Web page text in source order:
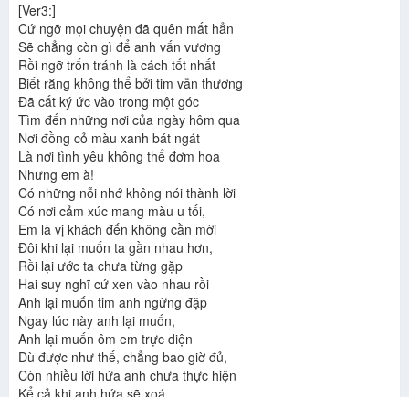
[Ver3:]
Cứ ngỡ mọi chuyện đã quên mất hẳn
Sẽ chẳng còn gì để anh vấn vương
Rồi ngỡ trốn tránh là cách tốt nhất
Biết rằng không thể bởi tim vẫn thương
Đã cất ký ức vào trong một góc
Tìm đến những nơi của ngày hôm qua
Nơi đồng cỏ màu xanh bát ngát
Là nơi tình yêu không thể đơm hoa
Nhưng em à!
Có những nỗi nhớ không nói thành lời
Có nơi cảm xúc mang màu u tối,
Em là vị khách đến không cần mời
Đôi khi lại muốn ta gần nhau hơn,
Rồi lại ước ta chưa từng gặp
Hai suy nghĩ cứ xen vào nhau rồi
Anh lại muốn tim anh ngừng đập
Ngay lúc này anh lại muốn,
Anh lại muốn ôm em trực diện
Dù được như thế, chẳng bao giờ đủ,
Còn nhiều lời hứa anh chưa thực hiện